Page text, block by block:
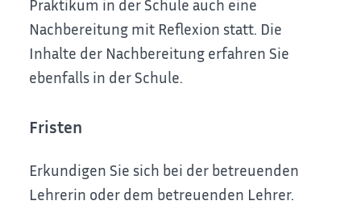
Praktikum in der Schule auch eine
Nachbereitung mit Reflexion statt. Die
Inhalte der Nachbereitung erfahren Sie
ebenfalls in der Schule.
Fristen
Erkundigen Sie sich bei der betreuenden
Lehrerin oder dem betreuenden Lehrer.